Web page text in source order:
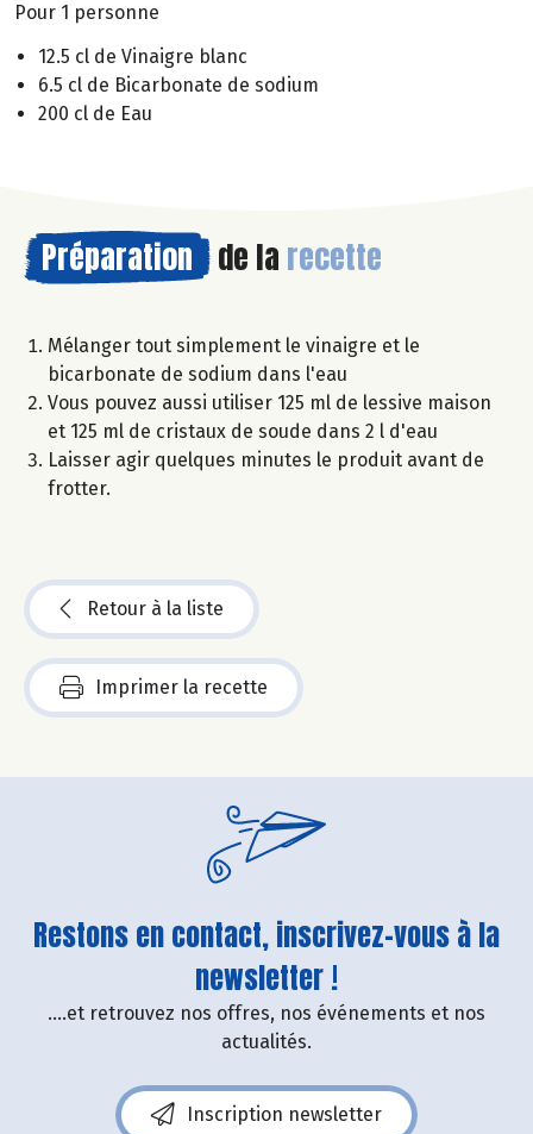
Pour 1 personne
12.5 cl de Vinaigre blanc
6.5 cl de Bicarbonate de sodium
200 cl de Eau
Préparation de la recette
Mélanger tout simplement le vinaigre et le
bicarbonate de sodium dans l'eau
Vous pouvez aussi utiliser 125 ml de lessive maison
et 125 ml de cristaux de soude dans 2 l d'eau
Laisser agir quelques minutes le produit avant de
frotter.
Retour à la liste
Imprimer la recette
Restons en contact, inscrivez-vous à la
newsletter !
....et retrouvez nos offres, nos événements et nos
actualités.
Inscription newsletter